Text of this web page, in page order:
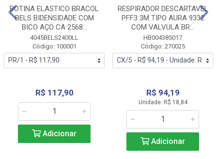
BOTINA ELASTICO BRACOL
BELS BIDENSIDADE COM
BICO AÇO CA 2568...
4045BELS2400LL
Código: 100001
R$ 117,90
Adicionar
RESPIRADOR DESCARTAVEL
PFF3 3M TIPO AURA 9332
COM VALVULA BR...
HB004385017
Código: 270025
R$ 94,19
Unidade: R$ 18,84
Adicionar